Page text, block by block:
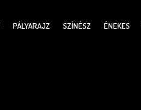
PÁLYARAJZ SZÍNÉSZ ÉNEKES